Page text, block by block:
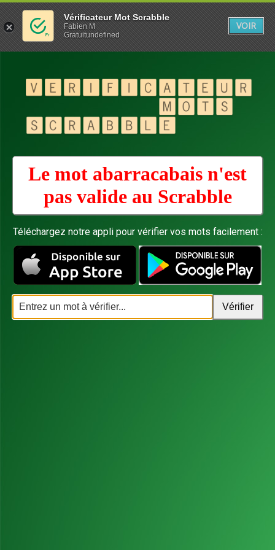
Le mot abarracabais n'est
pas valide au Scrabble
Téléchargez notre appli pour vérifier vos mots facilement :
Vérificateur Mot Scrabble
Fabien M
Gratuitundefined
VOIR